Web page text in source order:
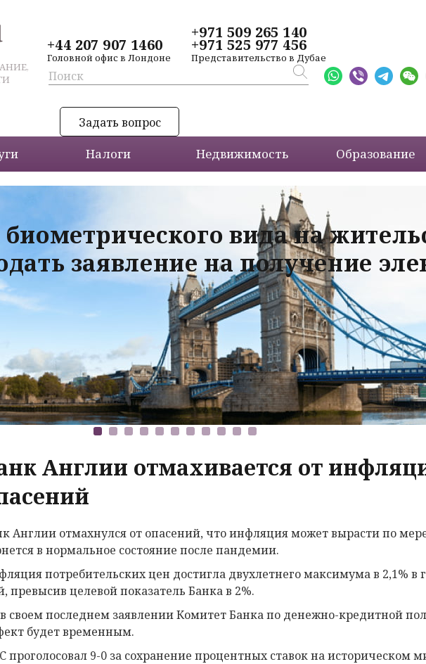
+44 207 907 1460
Головной офис в Лондоне
+971 509 265 140
+971 525 977 456
Представительство в Дубае
Задать вопрос
Налоги Недвижимость Образование
вида на
заявление на получение
Англии отмахивается от
Англии отмахнулся от опасений, что инфляция может вырасти по
в нормальное состояние после пандемии.
потребительских цен достигла двухлетнего максимума в 2,1% в
превысив целевой показатель Банка в 2%.
своем последнем заявлении Комитет Банка по денежно-кредитной
будет временным.
проголосовал 9-0 за сохранение процентных ставок на историческом